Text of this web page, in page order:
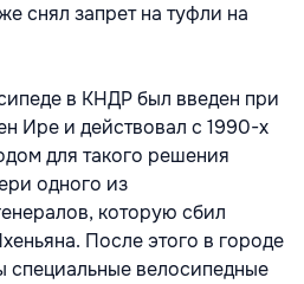
снял запрет на туфли на
в КНДР был введен при
Ире и действовал с 1990-х
для такого решения
одного из
которую сбил
После этого в городе
велосипедные